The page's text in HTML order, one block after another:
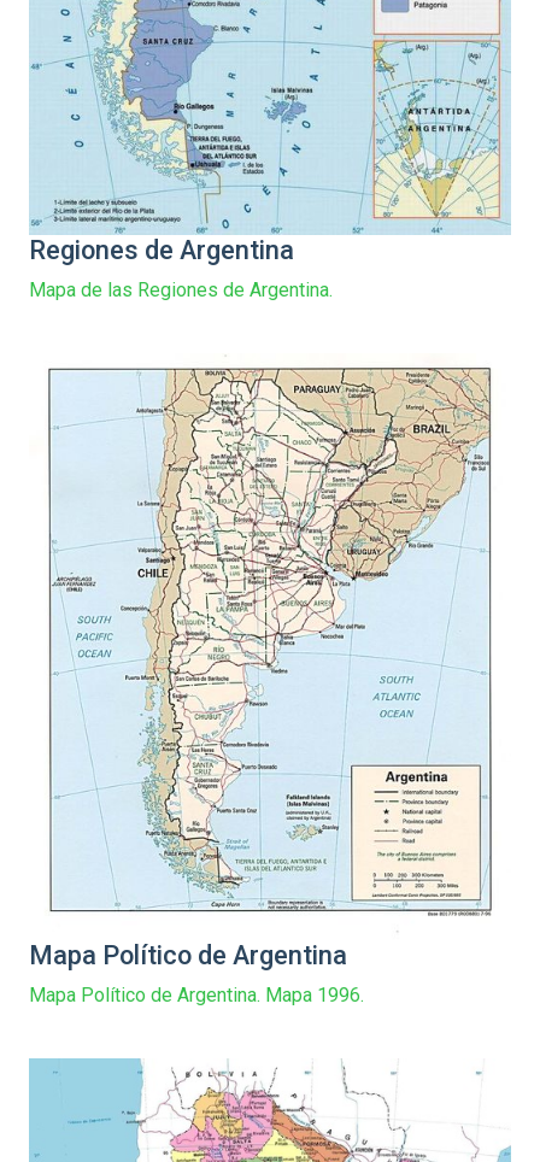
Regiones de Argentina
Mapa de las Regiones de Argentina.
Mapa Político de Argentina
Mapa Político de Argentina. Mapa 1996.